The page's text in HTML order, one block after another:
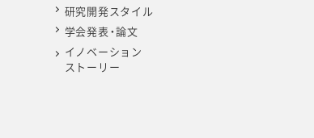
研究開発スタイル
学会発表・論文
イノベーション
ストーリー